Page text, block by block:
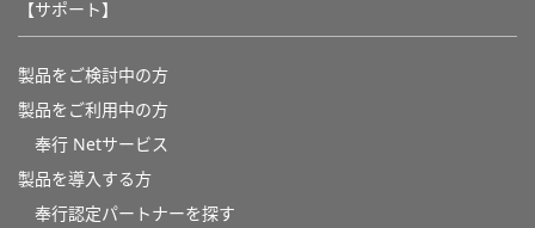
【サポート】
製品をご検討中の方
製品をご利用中の方
奉行 Netサービス
製品を導入する方
奉行認定パートナーを探す